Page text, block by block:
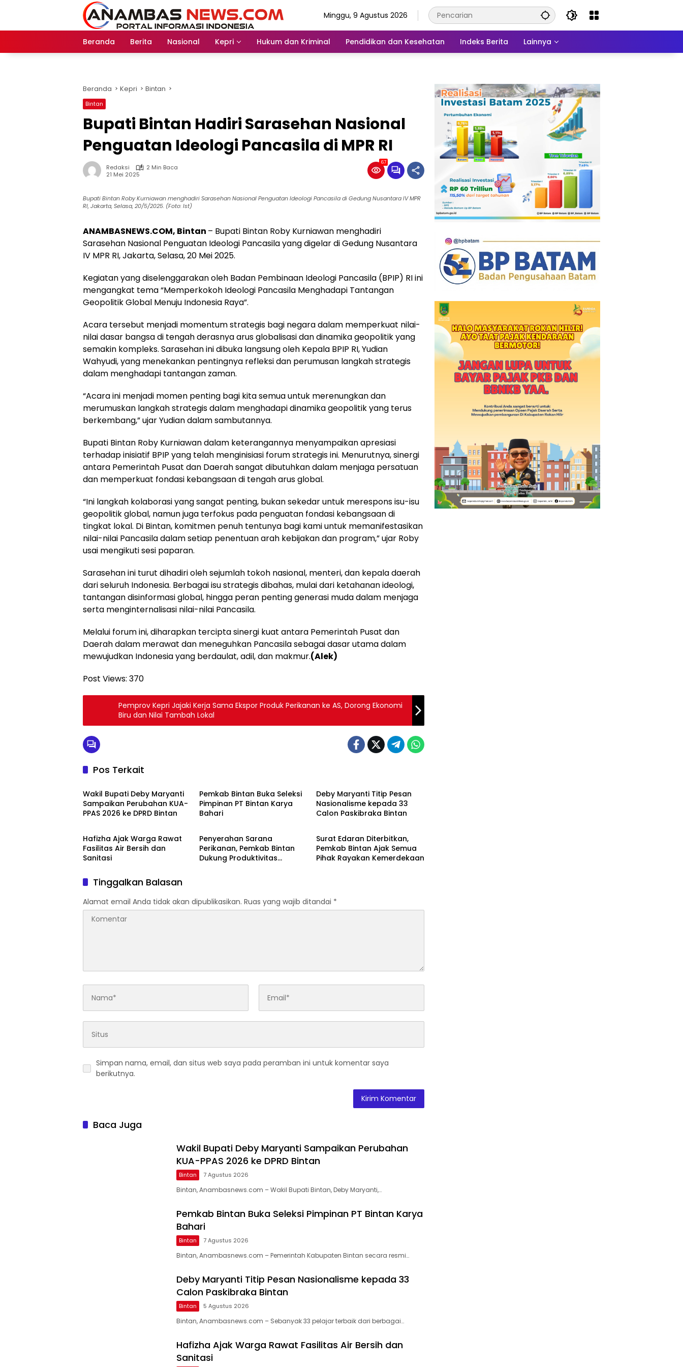
Minggu, 9 Agustus 2026
Beranda Berita Nasional Kepri Hukum dan Kriminal Pendidikan dan Kesehatan Indeks Berita Lainnya
Beranda Kepri Bintan
Bintan
Bupati Bintan Hadiri Sarasehan Nasional
Penguatan Ideologi Pancasila di MPR RI
Redaksi
2 Min Baca
21 Mei 2025
67
Bupati Bintan Roby Kurniawan menghadiri Sarasehan Nasional Penguatan Ideologi Pancasila di Gedung Nusantara IV MPR
RI, Jakarta, Selasa, 20/5/2025. (Foto: Ist)
ANAMBASNEWS.COM, Bintan – Bupati Bintan Roby Kurniawan menghadiri
Sarasehan Nasional Penguatan Ideologi Pancasila yang digelar di Gedung Nusantara
IV MPR RI, Jakarta, Selasa, 20 Mei 2025.
Kegiatan yang diselenggarakan oleh Badan Pembinaan Ideologi Pancasila (BPIP) RI ini
mengangkat tema “Memperkokoh Ideologi Pancasila Menghadapi Tantangan
Geopolitik Global Menuju Indonesia Raya”.
Acara tersebut menjadi momentum strategis bagi negara dalam memperkuat nilai-
nilai dasar bangsa di tengah derasnya arus globalisasi dan dinamika geopolitik yang
semakin kompleks. Sarasehan ini dibuka langsung oleh Kepala BPIP RI, Yudian
Wahyudi, yang menekankan pentingnya refleksi dan perumusan langkah strategis
dalam menghadapi tantangan zaman.
“Acara ini menjadi momen penting bagi kita semua untuk merenungkan dan
merumuskan langkah strategis dalam menghadapi dinamika geopolitik yang terus
berkembang,” ujar Yudian dalam sambutannya.
Bupati Bintan Roby Kurniawan dalam keterangannya menyampaikan apresiasi
terhadap inisiatif BPIP yang telah menginisiasi forum strategis ini. Menurutnya, sinergi
antara Pemerintah Pusat dan Daerah sangat dibutuhkan dalam menjaga persatuan
dan memperkuat fondasi kebangsaan di tengah arus global.
“Ini langkah kolaborasi yang sangat penting, bukan sekedar untuk merespons isu-isu
geopolitik global, namun juga terfokus pada penguatan fondasi kebangsaan di
tingkat lokal. Di Bintan, komitmen penuh tentunya bagi kami untuk memanifestasikan
nilai-nilai Pancasila dalam setiap penentuan arah kebijakan dan program,” ujar Roby
usai mengikuti sesi paparan.
Sarasehan ini turut dihadiri oleh sejumlah tokoh nasional, menteri, dan kepala daerah
dari seluruh Indonesia. Berbagai isu strategis dibahas, mulai dari ketahanan ideologi,
tantangan disinformasi global, hingga peran penting generasi muda dalam menjaga
serta menginternalisasi nilai-nilai Pancasila.
Melalui forum ini, diharapkan tercipta sinergi kuat antara Pemerintah Pusat dan
Daerah dalam merawat dan meneguhkan Pancasila sebagai dasar utama dalam
mewujudkan Indonesia yang berdaulat, adil, dan makmur.(Alek)
Post Views: 370
Pemprov Kepri Jajaki Kerja Sama Ekspor Produk Perikanan ke AS, Dorong Ekonomi
Biru dan Nilai Tambah Lokal
Pos Terkait
Bintan
Wakil Bupati Deby Maryanti
Sampaikan Perubahan KUA-
PPAS 2026 ke DPRD Bintan
Pemkab Bintan Buka Seleksi
Pimpinan PT Bintan Karya
Bahari
Deby Maryanti Titip Pesan
Nasionalisme kepada 33
Calon Paskibraka Bintan
Bintan
Hafizha Ajak Warga Rawat
Fasilitas Air Bersih dan
Sanitasi
Bintan
Penyerahan Sarana
Perikanan, Pemkab Bintan
Dukung Produktivitas
Bintan
Surat Edaran Diterbitkan,
Pemkab Bintan Ajak Semua
Pihak Rayakan Kemerdekaan
Tinggalkan Balasan
Alamat email Anda tidak akan dipublikasikan. Ruas yang wajib ditandai *
Simpan nama, email, dan situs web saya pada peramban ini untuk komentar saya
berikutnya.
Baca Juga
Wakil Bupati Deby Maryanti Sampaikan Perubahan
KUA-PPAS 2026 ke DPRD Bintan
Bintan 7 Agustus 2026
Bintan, Anambasnews.com – Wakil Bupati Bintan, Deby Maryanti,…
Pemkab Bintan Buka Seleksi Pimpinan PT Bintan Karya
Bahari
Bintan 7 Agustus 2026
Bintan, Anambasnews.com – Pemerintah Kabupaten Bintan secara resmi…
Deby Maryanti Titip Pesan Nasionalisme kepada 33
Calon Paskibraka Bintan
Bintan 5 Agustus 2026
Bintan, Anambasnews.com – Sebanyak 33 pelajar terbaik dari berbagai…
Hafizha Ajak Warga Rawat Fasilitas Air Bersih dan
Sanitasi